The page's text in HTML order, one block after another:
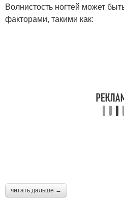
Волнистость ногтей может
факторами, такими как:
читать дальше →